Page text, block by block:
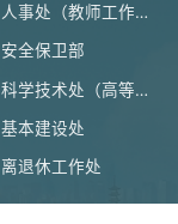
人事处（教师工作部）
安全保卫部
科学技术处（高等研究院）
基本建设处
离退休工作处